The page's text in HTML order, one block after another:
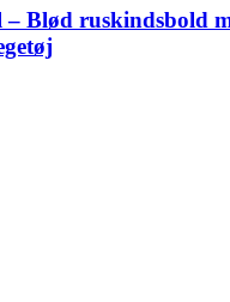
Blød ruskindsbold